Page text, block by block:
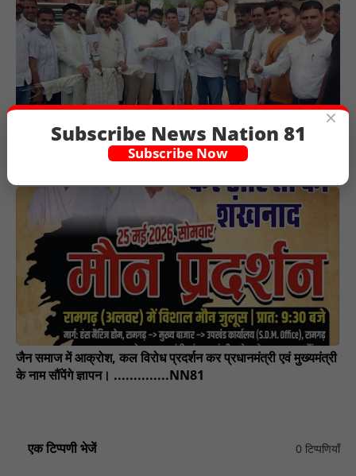
प्रधानमंत्री नरेंद्र मोदी व शिक्षा मंत्री का पुतला फूंका जमकर की नारेबाजी
जैन समाज में आक्रोश, कल विरोध प्रदर्शन कर प्रधानमंत्री एवं मुख्यमंत्री
के नाम सौंपेंगे ज्ञापन। ..............NN81
एक टिप्पणी भेजें 0 टिप्पणियाँ
×
Subscribe News Nation 81
Subscribe Now